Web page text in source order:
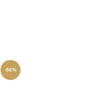
-56%